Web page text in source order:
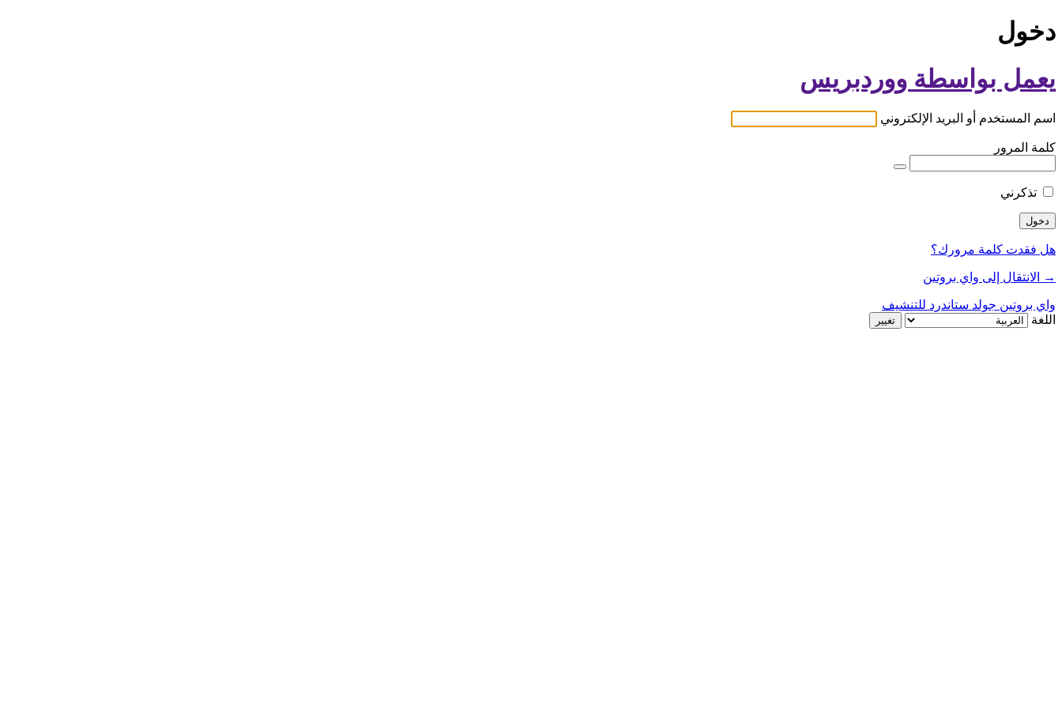
دخول
يعمل بواسطة ووردبريس
اسم المستخدم أو البريد الإلكتروني
كلمة المرور
تذكرني
هل فقدت كلمة مرورك؟
→ الانتقال إلى واي بروتين
واي بروتين جولد ستاندرد للتنشيف
اللغة